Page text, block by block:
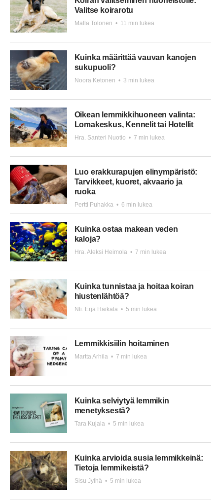
Valitse koirarotu
Malla Tolonen • 11 min lukea
Kuinka määrittää vauvan kanojen
sukupuoli?
Noora Ketonen • 3 min lukea
Oikean lemmikkihuoneen valinta:
Lomakeskus, Kennelit tai Hotellit
Hra. Santeri Nuotio • 7 min lukea
Luo erakkurapujen elinympäristö:
Tarvikkeet, kuoret, akvaario ja
ruoka
Pertti Puhakka • 6 min lukea
Kuinka ostaa makean veden
kaloja?
Hra. Aleksi Heimola • 7 min lukea
Kuinka tunnistaa ja hoitaa koiran
hiustenlähtöä?
Nti. Erja Haikala • 5 min lukea
Lemmikkisiilin hoitaminen
Martta Arhila • 7 min lukea
Kuinka selviytyä lemmikin
menetyksestä?
Tara Kujala • 5 min lukea
Kuinka arvioida susia lemmikkeinä:
Tietoja lemmikeistä?
Sisu Jylhä • 5 min lukea